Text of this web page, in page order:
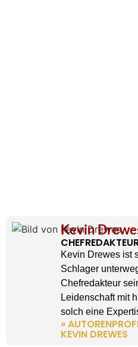
Kevin
Kevin Drewes ist
Schlager
Chefredakteur
Leidenschaft mit
solch eine
»
KEVIN DREWES